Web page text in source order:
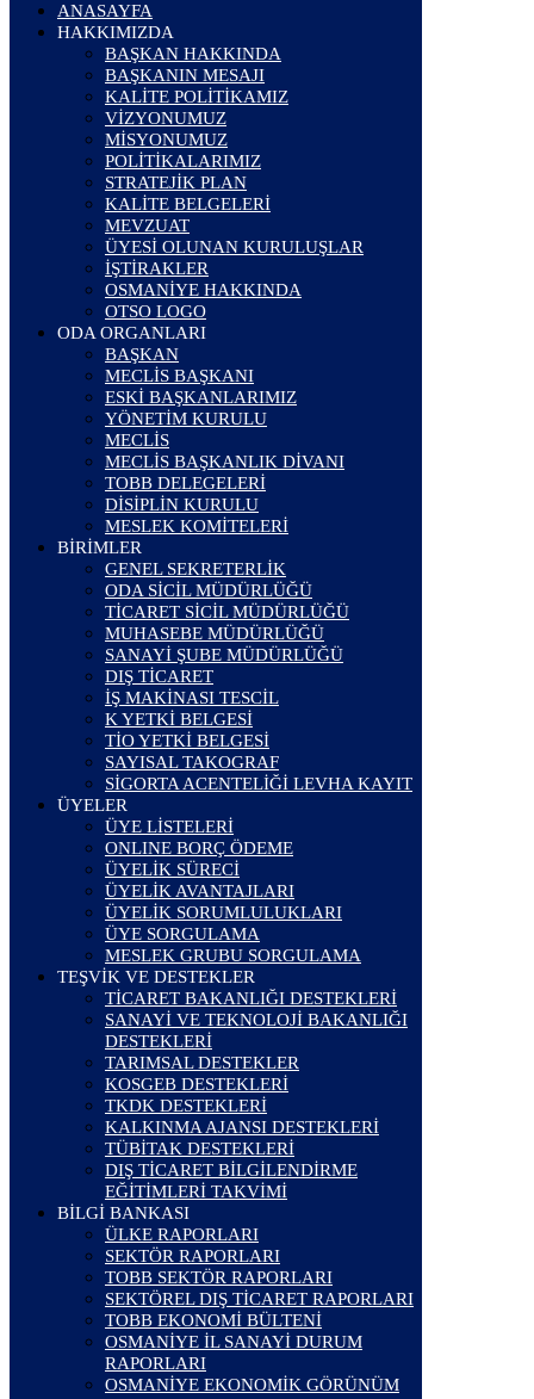
ANASAYFA
HAKKIMIZDA
BAŞKAN HAKKINDA
BAŞKANIN MESAJI
KALİTE POLİTİKAMIZ
VİZYONUMUZ
MİSYONUMUZ
POLİTİKALARIMIZ
STRATEJİK PLAN
KALİTE BELGELERİ
MEVZUAT
ÜYESİ OLUNAN KURULUŞLAR
İŞTİRAKLER
OSMANİYE HAKKINDA
OTSO LOGO
ODA ORGANLARI
BAŞKAN
MECLİS BAŞKANI
ESKİ BAŞKANLARIMIZ
YÖNETİM KURULU
MECLİS
MECLİS BAŞKANLIK DİVANI
TOBB DELEGELERİ
DİSİPLİN KURULU
MESLEK KOMİTELERİ
BİRİMLER
GENEL SEKRETERLİK
ODA SİCİL MÜDÜRLÜĞÜ
TİCARET SİCİL MÜDÜRLÜĞÜ
MUHASEBE MÜDÜRLÜĞÜ
SANAYİ ŞUBE MÜDÜRLÜĞÜ
DIŞ TİCARET
İŞ MAKİNASI TESCİL
K YETKİ BELGESİ
TİO YETKİ BELGESİ
SAYISAL TAKOGRAF
SİGORTA ACENTELİĞİ LEVHA KAYIT
ÜYELER
ÜYE LİSTELERİ
ONLINE BORÇ ÖDEME
ÜYELİK SÜRECİ
ÜYELİK AVANTAJLARI
ÜYELİK SORUMLULUKLARI
ÜYE SORGULAMA
MESLEK GRUBU SORGULAMA
TEŞVİK VE DESTEKLER
TİCARET BAKANLIĞI DESTEKLERİ
SANAYİ VE TEKNOLOJİ BAKANLIĞI
DESTEKLERİ
TARIMSAL DESTEKLER
KOSGEB DESTEKLERİ
TKDK DESTEKLERİ
KALKINMA AJANSI DESTEKLERİ
TÜBİTAK DESTEKLERİ
DIŞ TİCARET BİLGİLENDİRME
EĞİTİMLERİ TAKVİMİ
BİLGİ BANKASI
ÜLKE RAPORLARI
SEKTÖR RAPORLARI
TOBB SEKTÖR RAPORLARI
SEKTÖREL DIŞ TİCARET RAPORLARI
TOBB EKONOMİ BÜLTENİ
OSMANİYE İL SANAYİ DURUM
RAPORLARI
OSMANİYE EKONOMİK GÖRÜNÜM